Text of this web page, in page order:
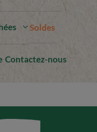
Soldes
Contactez-nous